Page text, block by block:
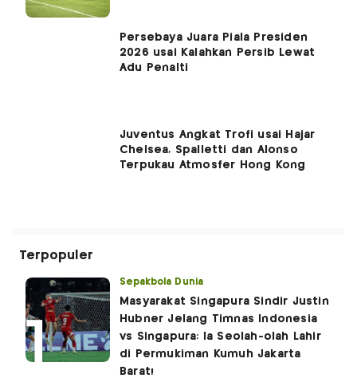
Persebaya Juara Piala Presiden
2026 usai Kalahkan Persib Lewat
Adu Penalti
Juventus Angkat Trofi usai Hajar
Chelsea, Spalletti dan Alonso
Terpukau Atmosfer Hong Kong
Terpopuler
Sepakbola Dunia
Masyarakat Singapura Sindir Justin
Hubner Jelang Timnas Indonesia
vs Singapura: Ia Seolah-olah Lahir
di Permukiman Kumuh Jakarta
Barat!